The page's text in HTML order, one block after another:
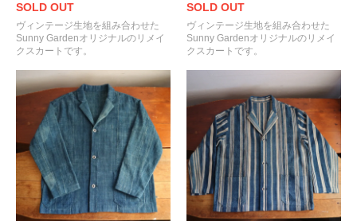
SOLD OUT
ヴィンテージ生地を組み合わせた
Sunny Gardenオリジナルのリメイ
クスカートです。
SOLD OUT
ヴィンテージ生地を組み合わせた
Sunny Gardenオリジナルのリメイ
クスカートです。